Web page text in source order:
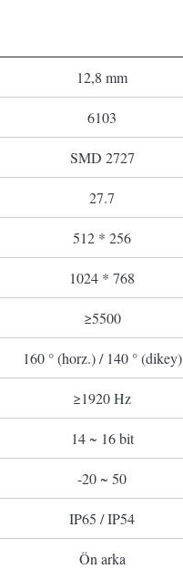
12,8 mm
6103
SMD 2727
27.7
512 * 256
1024 * 768
≥5500
160 ° (horz.) / 140 ° (dikey)
≥1920 Hz
14 ~ 16 bit
-20 ~ 50
IP65 / IP54
Ön arka